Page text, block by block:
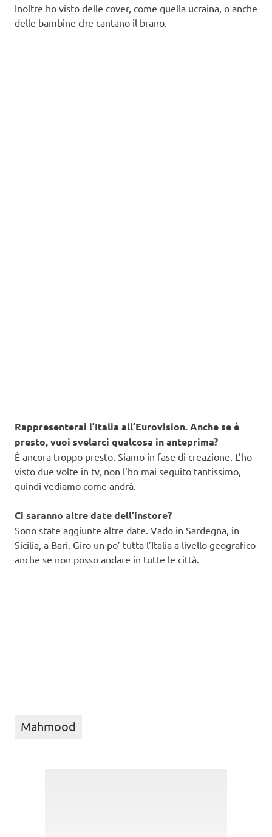
Inoltre ho visto delle cover, come quella ucraina, o anche
delle bambine che cantano il brano.
Rappresenterai l’Italia all’Eurovision. Anche se è
presto, vuoi svelarci qualcosa in anteprima?
È ancora troppo presto. Siamo in fase di creazione. L’ho
visto due volte in tv, non l’ho mai seguito tantissimo,
quindi vediamo come andrà.
Ci saranno altre date dell’instore?
Sono state aggiunte altre date. Vado in Sardegna, in
Sicilia, a Bari. Giro un po’ tutta l’Italia a livello geografico
anche se non posso andare in tutte le città.
Mahmood